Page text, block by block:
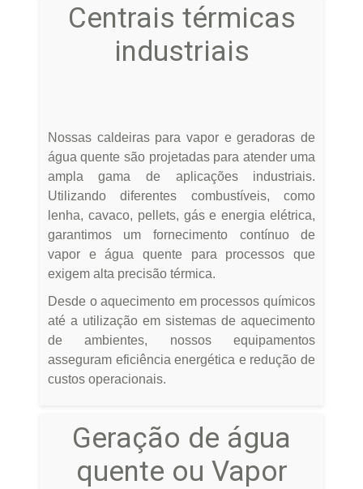
Centrais térmicas
industriais
Nossas caldeiras para vapor e geradoras de
água quente são projetadas para atender uma
ampla gama de aplicações industriais.
Utilizando diferentes combustíveis, como
lenha, cavaco, pellets, gás e energia elétrica,
garantimos um fornecimento contínuo de
vapor e água quente para processos que
exigem alta precisão térmica.
Desde o aquecimento em processos químicos
até a utilização em sistemas de aquecimento
de ambientes, nossos equipamentos
asseguram eficiência energética e redução de
custos operacionais.
Geração de água
quente ou Vapor